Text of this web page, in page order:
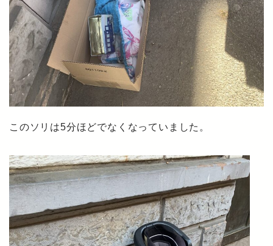
このソリは5分ほどでなくなっていました。